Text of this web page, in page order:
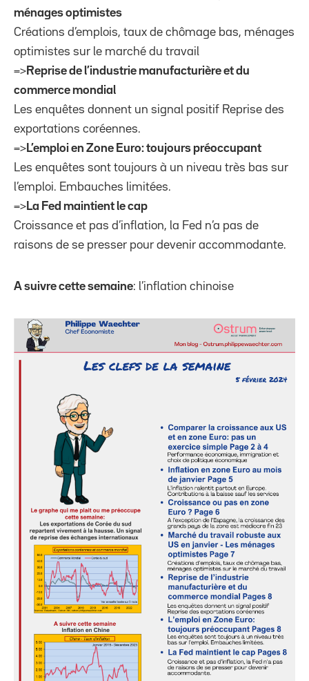
ménages optimistes
Créations d’emplois, taux de chômage bas, ménages
optimistes sur le marché du travail
=>Reprise de l’industrie manufacturière et du
commerce mondial
Les enquêtes donnent un signal positif Reprise des
exportations coréennes.
=>L’emploi en Zone Euro: toujours préoccupant
Les enquêtes sont toujours à un niveau très bas sur
l’emploi. Embauches limitées.
=>La Fed maintient le cap
Croissance et pas d’inflation, la Fed n’a pas de
raisons de se presser pour devenir accommodante.
A suivre cette semaine: l’inflation chinoise